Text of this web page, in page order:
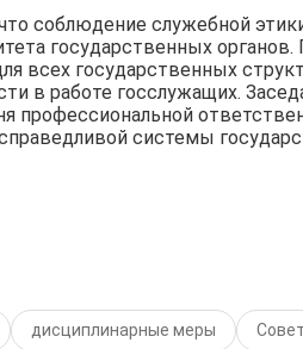
соблюдение служебной
государственных
всех государственных
в работе госслужащих.
профессиональной
системы
дисциплинарные меры